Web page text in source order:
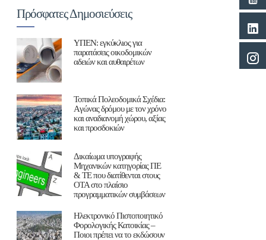
Πρόσφατες Δημοσιεύσεις
ΥΠΕΝ: εγκύκλιος για
παρατάσεις οικοδομικών
αδειών και αυθαιρέτων
Τοπικά Πολεοδομικά Σχέδια:
Aγώνας δρόμου με τον χρόνο
και αναδιανομή χώρου, αξίας
και προσδοκιών
Δικαίωμα υπογραφής
Μηχανικών κατηγορίας ΠΕ
& ΤΕ που διατίθενται στους
ΟΤΑ στο πλαίσιο
προγραμματικών συμβάσεων
Ηλεκτρονικό Πιστοποιητικό
Φορολογικής Κατοικίας –
Ποιοι πρέπει να το εκδώσουν